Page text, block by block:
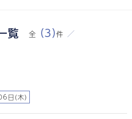
覧 全 (3)件
日(木)